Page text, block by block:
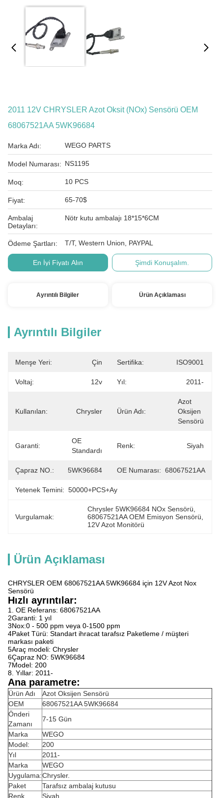
2011 12V CHRYSLER Azot Oksit (NOx) Sensörü OEM
68067521AA 5WK96684
Marka Adı: WEGO PARTS
Model Numarası: NS1195
Moq: 10 PCS
Fiyat: 65-70$
Ambalaj
Detayları:
Nötr kutu ambalajı 18*15*6CM
Ödeme Şartları: T/T, Western Union, PAYPAL
En İyi Fiyatı Alın Şimdi Konuşalım.
Ayrıntılı Bilgiler Ürün Açıklaması
Ayrıntılı Bilgiler
Menşe Yeri: Çin Sertifika: ISO9001
Voltaj: 12v Yıl: 2011-
Kullanılan: Chrysler Ürün Adı:
Azot
Oksijen
Sensörü
Garanti:
OE
Standardı
Renk: Siyah
Çapraz NO.: 5WK96684 OE Numarası: 68067521AA
Yetenek Temini: 50000+PCS+ay
Vurgulamak:
Chrysler 5WK96684 NOx Sensörü
68067521AA OEM Emisyon Sensörü
12V Azot Monitörü
Ürün Açıklaması
CHRYSLER OEM 68067521AA 5WK96684 için 12V Azot Nox
Sensörü
Hızlı ayrıntılar:
1. OE Referans: 68067521AA
2Garanti: 1 yıl
3Nox:0 - 500 ppm veya 0-1500 ppm
4Paket Türü: Standart ihracat tarafsız Paketleme / müşteri
markası paketi
5Araç modeli: Chrysler
6Çapraz NO: 5WK96684
7Model: 200
8. Yıllar: 2011-
Ana parametre:
Ürün Adı
Azot Oksijen Sensörü
OEM
68067521AA 5WK96684
Önderi
Zamanı
7-15 Gün
Marka
WEGO
Model:
200
Yıl
2011-
Marka
WEGO
Uygulama:Chrysler.
Paket
Tarafsız ambalaj kutusu
Renk
Siyah